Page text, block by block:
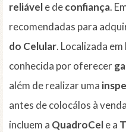
reliávele deconfiança.
recomendadas para
do Celular. Localizada
conhecida por oferecer
além de realizar uma
antes de colocálos à
incluem a QuadroCele a